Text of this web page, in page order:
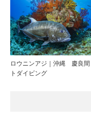
ロウニンアジ｜沖縄 慶良
トダイビング